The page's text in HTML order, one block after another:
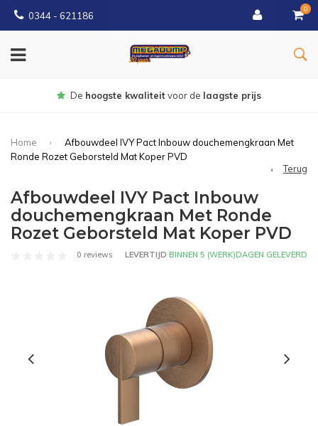
0344 - 621186
0
hoogste kwaliteitvoor delaagste prijs
Home
Afbouwdeel IVY Pact Inbouw douchemengkraan Met
Ronde Rozet Geborsteld Mat Koper PVD
Terug
Afbouwdeel IVY Pact Inbouw
douchemengkraan Met Ronde
Rozet Geborsteld Mat Koper PVD
0 reviews LEVERTIJD BINNEN 5 (WERK)DAGEN GELEVERD